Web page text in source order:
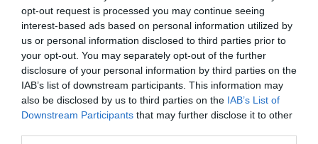
opt-out request is processed you may continue seeing
interest-based ads based on personal information utilized by
us or personal information disclosed to third parties prior to
your opt-out. You may separately opt-out of the further
disclosure of your personal information by third parties on the
IAB’s list of downstream participants. This information may
also be disclosed by us to third parties on the IAB’s List of
Downstream Participants that may further disclose it to other
Senast uppladdade video